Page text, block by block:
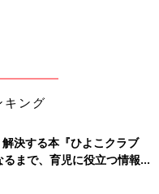
キング
決する本『ひよこクラブ
まで、育児に役立つ情報が